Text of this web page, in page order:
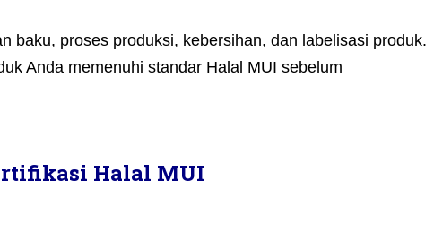
baku, proses produksi, kebersihan, dan labelisasi produk.
Anda memenuhi standar Halal MUI sebelum
Halal MUI